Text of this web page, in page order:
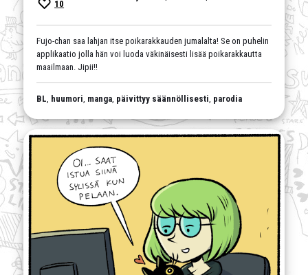
10
Fujo-chan saa lahjan itse poikarakkauden jumalalta! Se on puhelin
applikaatio jolla hän voi luoda väkinäisesti lisää poikarakkautta
maailmaan. Jipii!!
BL, huumori, manga, päivittyy säännöllisesti, parodia